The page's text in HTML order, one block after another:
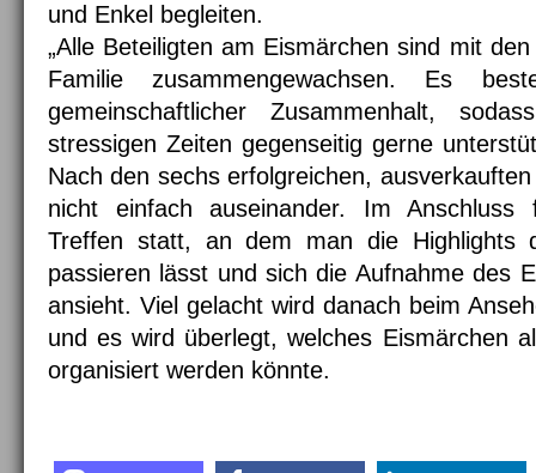
und Enkel begleiten.
„Alle Beteiligten am Eismärchen sind mit
Familie zusammengewachsen. Es
gemeinschaftlicher Zusammenhalt,
stressigen Zeiten gegenseitig gerne
Nach den sechs erfolgreichen,
nicht einfach auseinander. Im Anschluss
Treffen statt, an dem man die Highlights
passieren lässt und sich die Aufnahme des
ansieht. Viel gelacht wird danach beim
und es wird überlegt, welches Eismärchen
organisiert werden könnte.